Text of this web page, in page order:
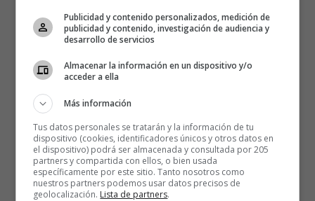
Publicidad y contenido personalizados, medición de
publicidad y contenido, investigación de audiencia y
desarrollo de servicios
Almacenar la información en un dispositivo y/o
acceder a ella
Más información
Tus datos personales se tratarán y la información de tu
dispositivo (cookies, identificadores únicos y otros datos en
el dispositivo) podrá ser almacenada y consultada por 205
partners y compartida con ellos, o bien usada
específicamente por este sitio. Tanto nosotros como
nuestros partners podemos usar datos precisos de
geolocalización. Lista de partners.